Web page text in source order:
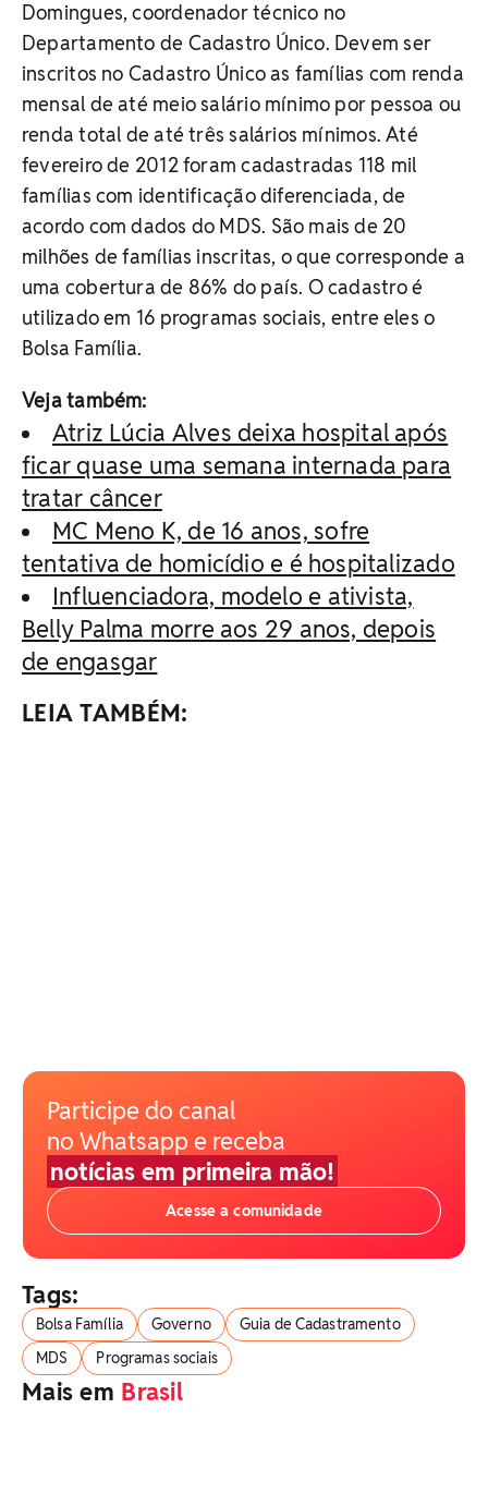
Domingues, coordenador técnico no
Departamento de Cadastro Único. Devem ser
inscritos no Cadastro Único as famílias com renda
mensal de até meio salário mínimo por pessoa ou
renda total de até três salários mínimos. Até
fevereiro de 2012 foram cadastradas 118 mil
famílias com identificação diferenciada, de
acordo com dados do MDS. São mais de 20
milhões de famílias inscritas, o que corresponde a
uma cobertura de 86% do país. O cadastro é
utilizado em 16 programas sociais, entre eles o
Bolsa Família.
Veja também:
Atriz Lúcia Alves deixa hospital após
ficar quase uma semana internada para
tratar câncer
MC Meno K, de 16 anos, sofre
tentativa de homicídio e é hospitalizado
Influenciadora, modelo e ativista,
Belly Palma morre aos 29 anos, depois
de engasgar
LEIA TAMBÉM:
Participe do canal
no Whatsapp e receba
notícias em primeira mão!
Acesse a comunidade
Tags:
Bolsa Família Governo
Guia de Cadastramento
MDS
Programas sociais
Mais em Brasil